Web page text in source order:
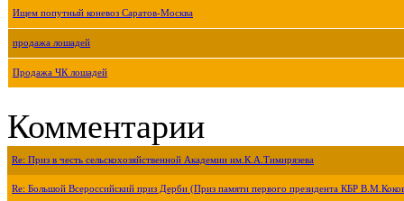
Ищем попутный коневоз Саратов-Москва
продажа лошадей
Продажа ЧК лошадей
Комментарии
Re: Приз в честь сельскохозяйственной Академии им.К.А.Тимирязева
Re: Большой Всероссийский приз Дерби (Приз памяти первого президента КБР